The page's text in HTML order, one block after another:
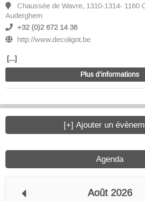
Chaussée de Wavre, 1310-1314- 1160
Auderghem
+32 (0)2 672 14 36
http://www.decoligot.be
[...]
Plus d'informations
Agenda
Août 2026
[+] Ajouter un